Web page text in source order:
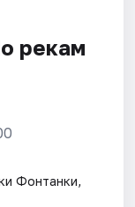
рекам
Фонтанки,